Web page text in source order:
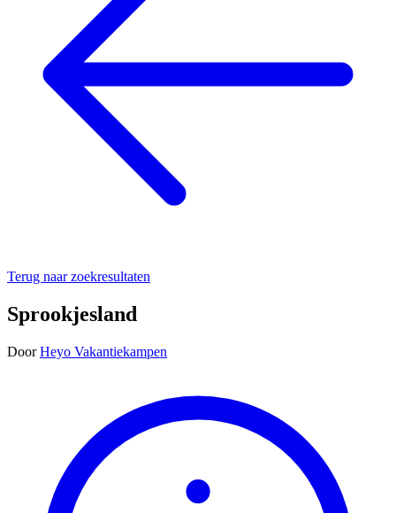
Terug naar zoekresultaten
Sprookjesland
Door Heyo Vakantiekampen